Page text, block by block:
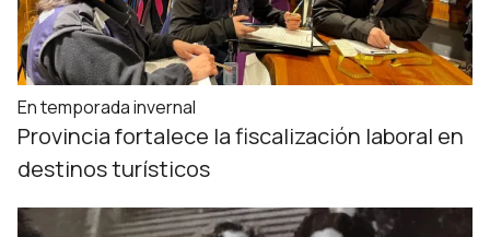
En temporada invernal
Provincia fortalece la fiscalización laboral en
destinos turísticos